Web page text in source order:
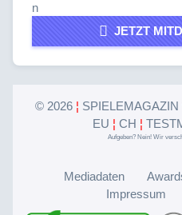
JETZT
© 2026 ¦ SPIELEMAGAZIN
EU ¦ CH ¦
Aufgeben? Nein! Wir
Mediadaten
Impressum